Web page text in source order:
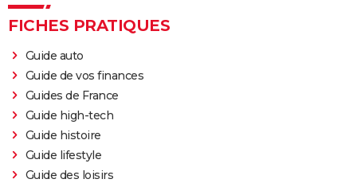
FICHES PRATIQUES
Guide auto
Guide de vos finances
Guides de France
Guide high-tech
Guide histoire
Guide lifestyle
Guide des loisirs